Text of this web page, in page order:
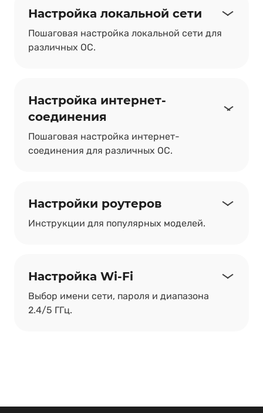
Настройка локальной сети
Пошаговая настройка локальной сети для
различных ОС.
Настройка интернет-
соединения
Пошаговая настройка интернет-
соединения для различных ОС.
Настройки роутеров
Инструкции для популярных моделей.
Настройка Wi-Fi
Выбор имени сети, пароля и диапазона
2.4/5 ГГц.